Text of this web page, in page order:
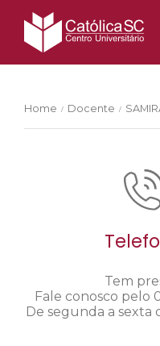
Home / Docente /
Tem
Fale conosco pelo
De segunda a sexta